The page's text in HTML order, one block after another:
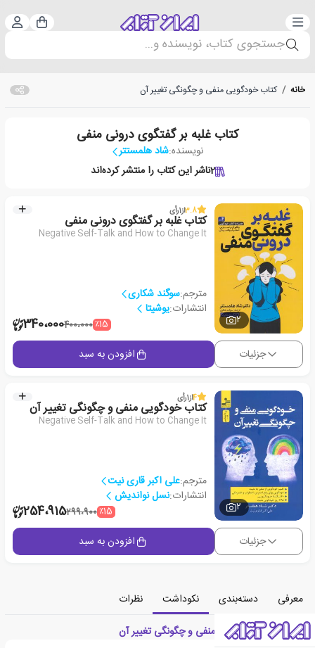
دسته‌بندی سبد
جستجوی کتاب، نویسنده و...
خانه / کتاب خودگویی منفی و چگونگی تغییر آن
کتاب غلبه بر گفتگوی درونی منفی
نویسنده:شاد هلمستتر
2ناشر این کتاب را منتشر کرده‌اند
2
3.8از1رأی
کتاب غلبه بر گفتگوی درونی منفی
Negative Self-Talk and How to Change It
مترجم:سوگند شکاری
انتشارات:یوشیتا
٪15400،000340،000
جزئیات افزودن به سبد
2
4از1رأی
کتاب خودگویی منفی و چگونگی تغییر آن
Negative Self-Talk and How to Change It
مترجم:علی اکبر قاری نیت
انتشارات:نسل نواندیش
٪15299،900254،915
جزئیات افزودن به سبد
معرفی دسته‌بندی نکوداشت
نظرات
معرفی کتاب خودگویی منفی و چگونگی تغییر آن